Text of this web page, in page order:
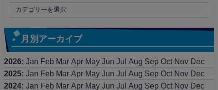
月別アーカイブ
2026: Jan Feb Mar Apr May Jun Jul Aug Sep Oct Nov Dec
2025: Jan Feb Mar Apr May Jun Jul Aug Sep Oct Nov Dec
2024: Jan Feb Mar Apr May Jun Jul Aug Sep Oct Nov Dec